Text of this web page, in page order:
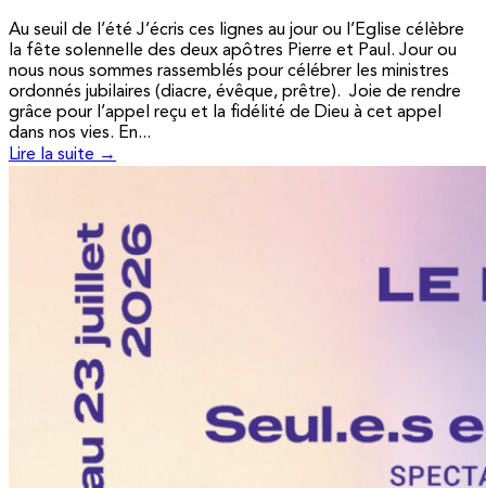
Au seuil de l’été J’écris ces lignes au jour ou l’Eglise célèbre
la fête solennelle des deux apôtres Pierre et Paul. Jour ou
nous nous sommes rassemblés pour célébrer les ministres
ordonnés jubilaires (diacre, évêque, prêtre). Joie de rendre
grâce pour l’appel reçu et la fidélité de Dieu à cet appel
dans nos vies. En...
Lire la suite →